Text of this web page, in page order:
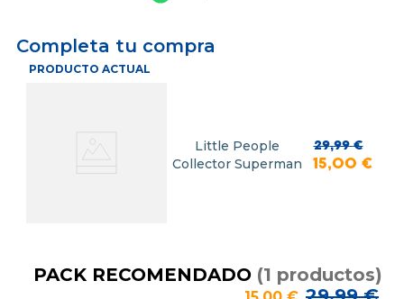
Completa tu compra
PRODUCTO ACTUAL
Little People
Collector Superman
29,99 €
15,00 €
PACK RECOMENDADO (1 productos)